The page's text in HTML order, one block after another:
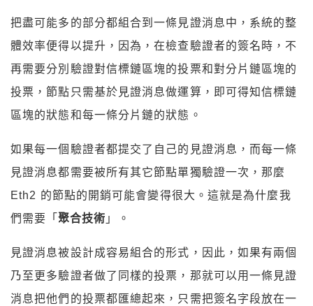
把盡可能多的部分都組合到一條見證消息中，系統的整
體效率便得以提升，因為，在檢查驗證者的簽名時，不
再需要分別驗證對信標鏈區塊的投票和對分片鏈區塊的
投票，節點只需基於見證消息做運算，即可得知信標鏈
區塊的狀態和每一條分片鏈的狀態。
如果每一個驗證者都提交了自己的見證消息，而每一條
見證消息都需要被所有其它節點單獨驗證一次，那麼
Eth2 的節點的開銷可能會變得很大。這就是為什麼我
們需要「聚合技術 」。
見證消息被設計成容易組合的形式，因此，如果有兩個
乃至更多驗證者做了同樣的投票，那就可以用一條見證
消息把他們的投票都匯總起來，只需把簽名字段放在一